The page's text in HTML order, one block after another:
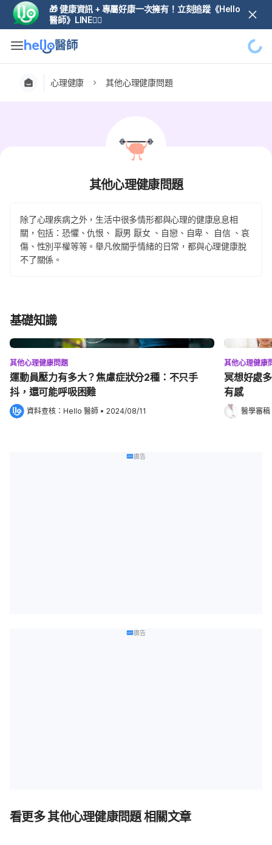
🎁 健康資訊 + 專屬好康一次擁有！立刻追蹤《Hello
醫師》LINE👆🏼
心理健康 其他心理健康問題
其他心理健康問題
除了心理疾病之外，生活中很多情形都與心理的健康息息相
關，包括：恐懼、仇恨、 厭男 厭女 、自戀、自卑、 自信 、哀
傷、性別平權等等。舉凡攸關乎情緒的日常，都與心理健康脫
不了關係。
基礎知識
其他心理健康問題
運動員壓力有多大？焦慮症狀分2種：不只手
抖，還可能呼吸困難
資料查核： Hello 醫師 • 2024/08/11
其他心理健康
冥想好處
有感
醫學審稿
廣告
廣告
看更多 其他心理健康問題 相關文章